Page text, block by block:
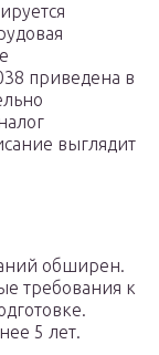
приведена в
выглядит
обширен.
требования к
5 лет.